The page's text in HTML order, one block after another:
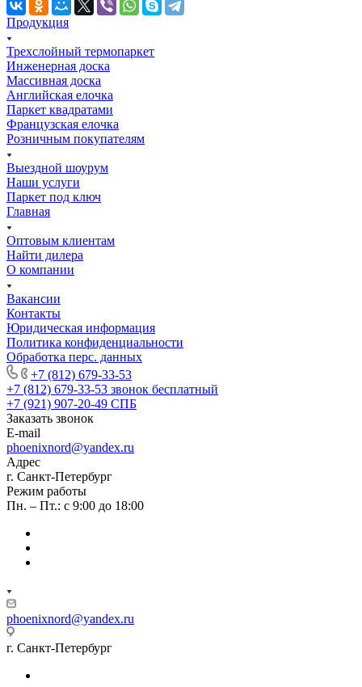
Продукция
Трехслойный термопаркет
Инженерная доска
Массивная доска
Английская елочка
Паркет квадратами
Французская елочка
Розничным покупателям
Выездной шоурум
Наши услуги
Паркет под ключ
Главная
Оптовым клиентам
Найти дилера
О компании
Вакансии
Контакты
Юридическая информация
Политика конфиденциальности
Обработка перс. данных
+7 (812) 679-33-53
+7 (812) 679-33-53 звонок бесплатный
+7 (921) 907-20-49 СПБ
Заказать звонок
E-mail
phoenixnord@yandex.ru
Адрес
г. Санкт-Петербург
Режим работы
Пн. – Пт.: с 9:00 до 18:00
phoenixnord@yandex.ru
г. Санкт-Петербург